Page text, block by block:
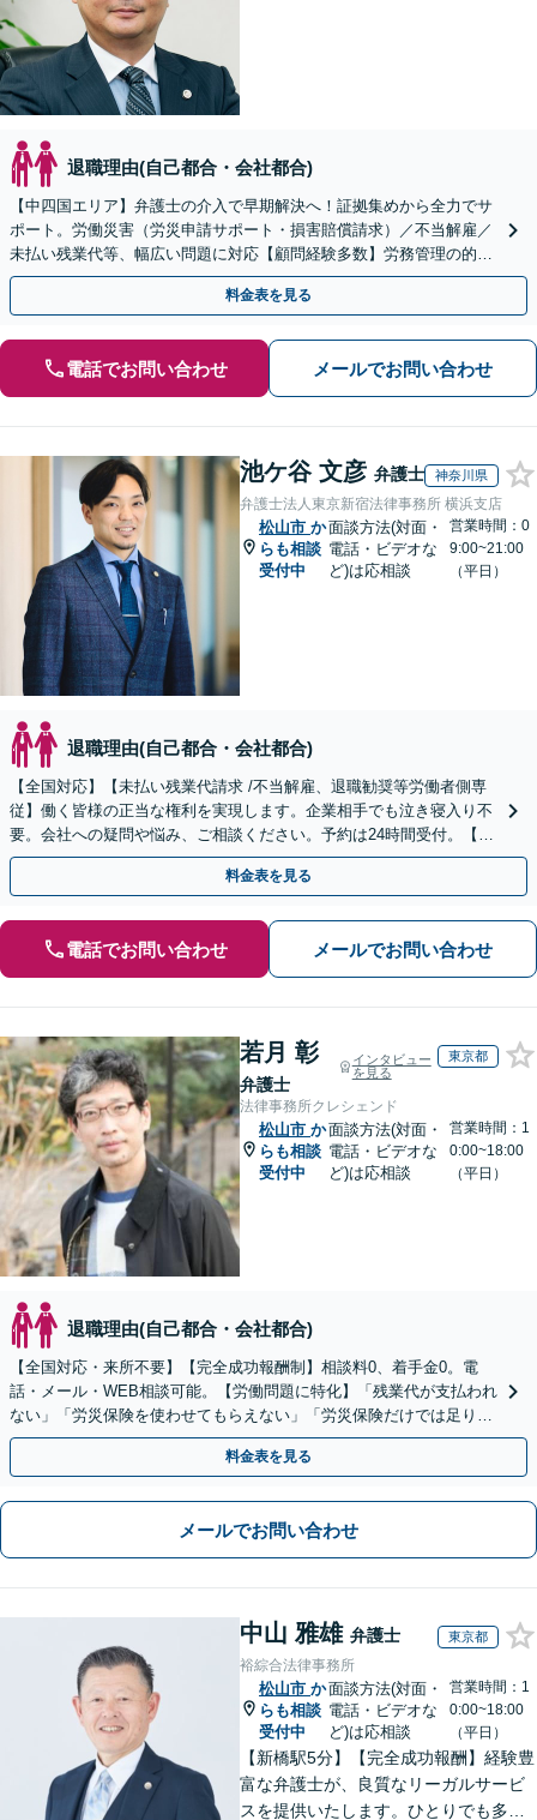
退職理由(自己都合・会社都合)
【中四国エリア】弁護士の介入で早期解決へ！証拠集めから全力でサ
ポート。労働災害（労災申請サポート・損害賠償請求）／不当解雇／
未払い残業代等、幅広い問題に対応【顧問経験多数】労務管理の的確
なアドバイスに注力【夜間・休日対応】【岡山駅10分】
料金表を見る
電話でお問い合わせ メールでお問い合わせ
池ケ谷 文彦 弁護士 神奈川県
弁護士法人東京新宿法律事務所 横浜支店
松山市 か
らも相談
受付中
面談方法(対面・
電話・ビデオな
ど)は応相談
営業時間：0
9:00~21:00
（平日）
退職理由(自己都合・会社都合)
【全国対応】【未払い残業代請求 /不当解雇、退職勧奨等労働者側専
従】働く皆様の正当な権利を実現します。企業相手でも泣き寝入り不
要。会社への疑問や悩み、ご相談ください。予約は24時間受付。【初
回面談無料】【夜間・休日対応可】
料金表を見る
電話でお問い合わせ メールでお問い合わせ
若月 彰
弁護士
インタビュー
を見る
東京都
法律事務所クレシェンド
松山市 か
らも相談
受付中
面談方法(対面・
電話・ビデオな
ど)は応相談
営業時間：1
0:00~18:00
（平日）
退職理由(自己都合・会社都合)
【全国対応・来所不要】【完全成功報酬制】相談料0、着手金0。電
話・メール・WEB相談可能。【労働問題に特化】「残業代が支払われ
ない」「労災保険を使わせてもらえない」「労災保険だけでは足りな
い。損害賠償請求したい」など労働問題はお任せを。
料金表を見る
メールでお問い合わせ
中山 雅雄 弁護士 東京都
裕綜合法律事務所
松山市 か
らも相談
受付中
面談方法(対面・
電話・ビデオな
ど)は応相談
営業時間：1
0:00~18:00
（平日）
【新橋駅5分】【完全成功報酬】経験豊
富な弁護士が、良質なリーガルサービ
スを提供いたします。ひとりでも多く